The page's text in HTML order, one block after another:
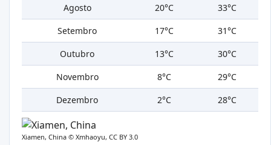
Agosto
20°C
33°C
Setembro
17°C
31°C
Outubro
13°C
30°C
Novembro
8°C
29°C
Dezembro
2°C 28°C
Xiamen, China © Xmhaoyu, CC BY 3.0